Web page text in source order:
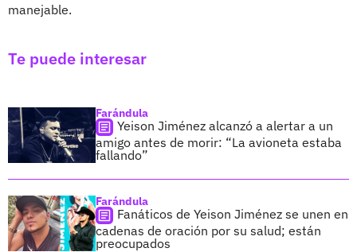
manejable.
Te puede interesar
Farándula
Yeison Jiménez alcanzó a alertar a un
amigo antes de morir: “La avioneta estaba
fallando”
Farándula
Fanáticos de Yeison Jiménez se unen en
cadenas de oración por su salud; están
preocupados